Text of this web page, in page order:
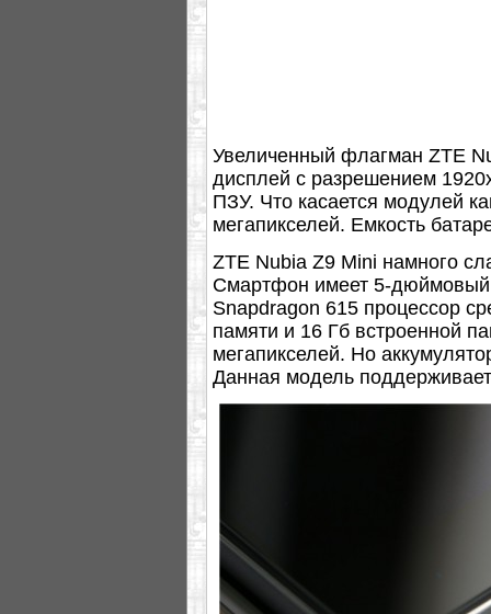
Увеличенный флагман ZTE
дисплей с разрешением
ПЗУ. Что касается модулей
мегапикселей. Емкость
ZTE Nubia Z9 Mini намного
Смартфон имеет 5-
Snapdragon 615 процессор
памяти и 16 Гб встроенной
мегапикселей. Но
Данная модель